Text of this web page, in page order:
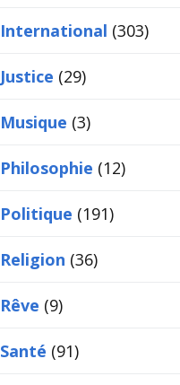
International (303)
Justice (29)
Musique (3)
Philosophie (12)
Politique (191)
Religion (36)
Rêve (9)
Santé (91)